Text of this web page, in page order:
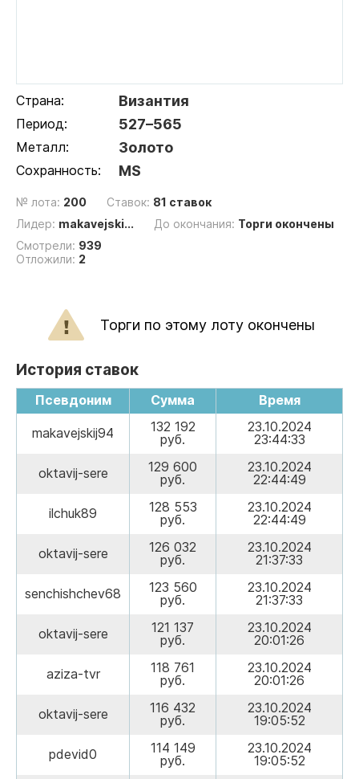
Страна: Византия
Период: 527–565
Металл: Золото
Сохранность: MS
№ лота: 200 Ставок: 81 ставок
Лидер: makavejski... До окончания: Торги окончены
Смотрели: 939
Отложили: 2
Торги по этому лоту окончены
История ставок
Псевдоним Сумма Время
makavejskij94
132 192
руб.
23.10.2024
23:44:33
oktavij-sere
129 600
руб.
23.10.2024
22:44:49
ilchuk89
128 553
руб.
23.10.2024
22:44:49
oktavij-sere
126 032
руб.
23.10.2024
21:37:33
senchishchev68
123 560
руб.
23.10.2024
21:37:33
oktavij-sere
121 137
руб.
23.10.2024
20:01:26
aziza-tvr
118 761
руб.
23.10.2024
20:01:26
oktavij-sere
116 432
руб.
23.10.2024
19:05:52
pdevid0
114 149
руб.
23.10.2024
19:05:52